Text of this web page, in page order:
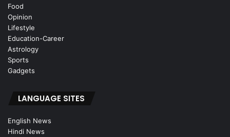
Food
Opinion
Lifestyle
Education-Career
Astrology
Sports
Gadgets
LANGUAGE SITES
English News
Hindi News